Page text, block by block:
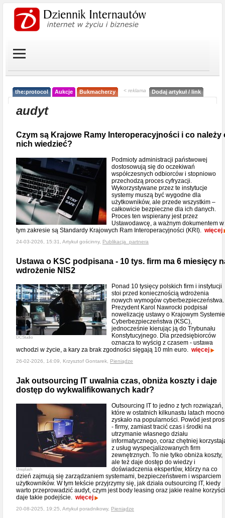
the:protocol Aukcje Bukmacherzy < reklama Dodaj artykuł / link
audyt
Czym są Krajowe Ramy Interoperacyjności i co należy
nich wiedzieć?
Podmioty administracji państwowej
dostosowują się do oczekiwań
współczesnych odbiorców i stopniowo
przechodzą proces cyfryzacji.
Wykorzystywane przez te instytucje
systemy muszą być wygodne dla
użytkowników, ale przede wszystkim –
całkowicie bezpieczne dla ich danych.
Proces ten wspierany jest przez
Ustawodawcę, a ważnym dokumentem w
tym zakresie są Standardy Krajowych Ram Interoperacyjności (KRI). więcej
24-03-2026, 15:31, Artykuł gościnny, Publikacja_partnera
Ustawa o KSC podpisana - 10 tys. firm ma 6 miesięcy
wdrożenie NIS2
DCStudio
Ponad 10 tysięcy polskich firm i instytucji
stoi przed koniecznością wdrożenia
nowych wymogów cyberbezpieczeństwa.
Prezydent Karol Nawrocki podpisał
nowelizację ustawy o Krajowym Systemie
Cyberbezpieczeństwa (KSC),
jednocześnie kierując ją do Trybunału
Konstytucyjnego. Dla przedsiębiorców
oznacza to wyścig z czasem - ustawa
wchodzi w życie, a kary za brak zgodności sięgają 10 mln euro. więcej
26-02-2026, 14:09, Krzysztof Gontarek, Pieniądze
Jak outsourcing IT uwalnia czas, obniża koszty i daje
dostęp do wykwalifikowanych kadr?
Unsplash
Outsourcing IT to jedno z tych rozwiązań,
które w ostatnich kilkunastu latach mocno
zyskało na popularności. Powód jest
- firmy, zamiast tracić czas i środki na
utrzymanie własnego działu
informatycznego, coraz chętniej
z usług wyspecjalizowanych firm
zewnętrznych. To nie tylko obniża koszty,
ale też daje dostęp do wiedzy i
doświadczenia ekspertów, którzy na co
dzień zajmują się zarządzaniem systemami, bezpieczeństwem i wsparciem
użytkowników. W tym tekście przyjrzymy się, jak działa outsourcing IT, kiedy
warto przeprowadzić audyt, czym jest body leasing oraz jakie realne korzyści
daje takie podejście. więcej
20-08-2025, 19:25, Artykuł poradnikowy, Pieniądze